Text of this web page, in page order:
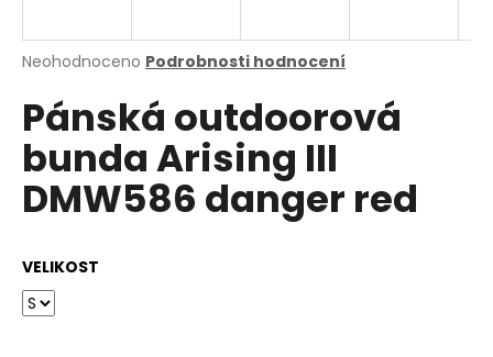
Průměrné
produktu
je
0,0
5
hvězdiček.
Neohodnoceno Podrobnosti hodnocení
Pánská outdoorová
bunda Arising III
DMW586 danger red
VELIKOST
j
t
?